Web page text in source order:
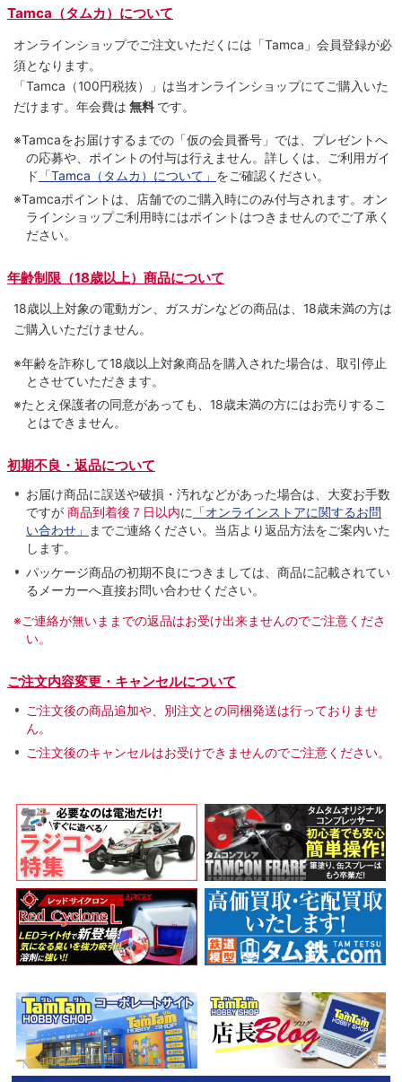
Tamca（タムカ）について
オンラインショップでご注⽂いただくには「Tamca」会員登録が必
須となります。
「Tamca （100円税抜）
」は当オンラインショップにてご購⼊いた
だけます。 年会費は 無料 です。
※Tamcaをお届けするまでの「仮の会員番号」では、プレゼントへ
の応募や、ポイントの付与は⾏えません。詳しくは、ご利⽤ガイ
ド 「Tamca（タムカ）について」 をご確認ください。
※Tamcaポイントは、店舗でのご購⼊時にのみ付与されます。オン
ラインショップご利用時にはポイントはつきませんのでご了承く
ださい。
年齢制限（18歳以上）商品について
18歳以上対象の電動ガン、ガスガンなどの商品は、18歳未満の方は
ご購入いただけません。
※年齢を詐称して18歳以上対象商品を購入された場合は、取引停止
とさせていただきます。
※たとえ保護者の同意があっても、18歳未満の方にはお売りするこ
とはできません。
初期不良・返品について
お届け商品に誤送や破損・汚れなどがあった場合は、大変お手数
ですが 商品到着後７日以内に 「オンラインストアに関するお問
い合わせ」
までご連絡ください。当店より返品方法をご案内いた
します。
パッケージ商品の初期不良につきましては、商品に記載されてい
るメーカーへ直接お問い合わせください。
※ご連絡が無いままでの返品はお受け出来ませんのでご注意くださ
い。
ご注文内容変更・キャンセルについて
ご注文後の商品追加や、別注文との同梱発送は行っておりませ
ん。
ご注文後のキャンセルはお受けできませんのでご注意ください。